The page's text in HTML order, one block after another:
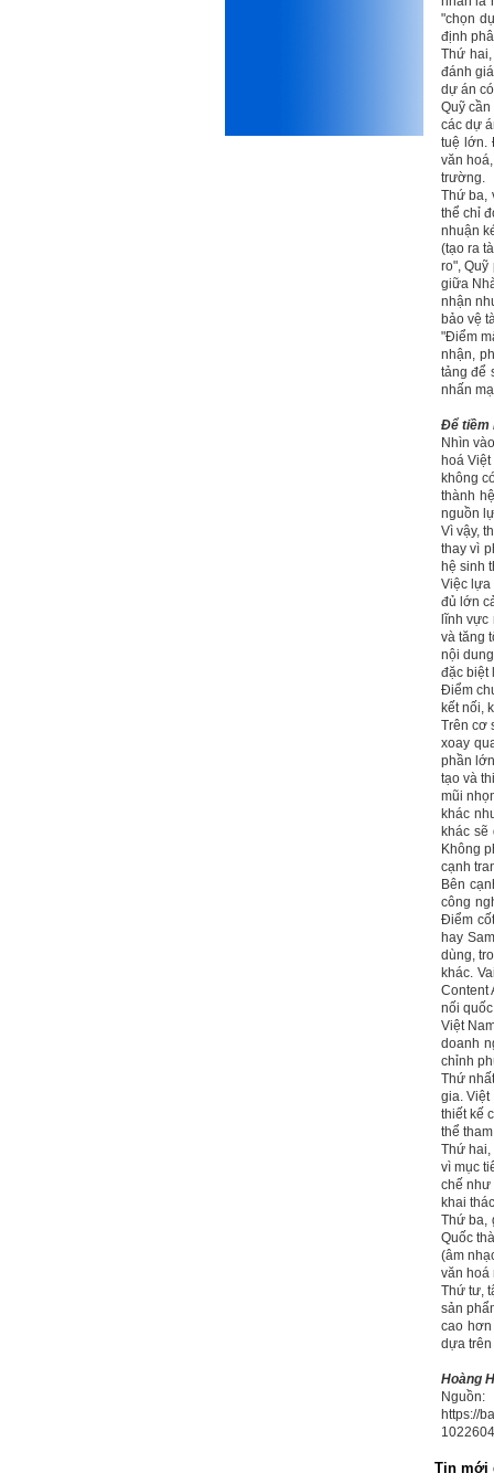
mình.
"chọn
định
Thứ
đánh
dự án
Quỹ
các dự
tuệ lớn.
văn
trường.
Thứ ba,
thể chỉ
nhuận
(tạo ra
ro",
giữa
nhận
bảo vệ
"Điểm
nhận,
tảng để
nhấn
Để tiềm
Nhìn
hoá Việt
không
thành
nguồn
Vì vậy,
thay vì
hệ sinh
Việc lựa
đủ lớn
lĩnh vực
và tăng
nội
đặc biệt
Điểm
kết nối,
Trên cơ
xoay
phần
tạo và
mũi
khác
khác
Không
cạnh
Bên
công
Điểm
hay
dùng,
khác.
Content
nối
Việt
doanh
chỉnh
Thứ
gia. Việt
thiết kế
thể
Thứ
vì mục
chế như
khai
Thứ ba,
Quốc
(âm
văn hoá
Thứ tư,
sản
cao
dựa
Hoàng
Nguồn:
https://
Tin mới